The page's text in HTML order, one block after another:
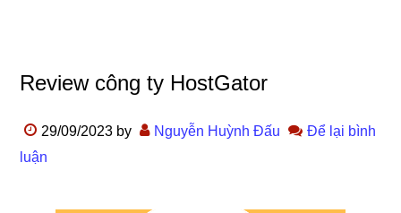
Review công ty HostGator
29/09/2023 by Nguyễn Huỳnh Đấu
Để lại bình
luận